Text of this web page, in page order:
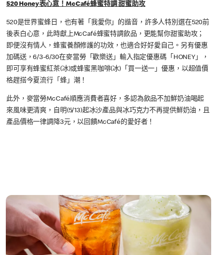
520 Honey表心意！McCafé蜂蜜特調 甜蜜助攻
520是世界蜜蜂日，也有著「我愛你」的諧音，許多人特別選在520前
後表白心意，此時獻上McCafé蜂蜜特調飲品，更能幫你甜蜜助攻；
即便沒有情人，蜂蜜養顏修護的功效，也適合好好愛自己。另有優惠
加碼送，6/3-6/30在麥當勞「歡樂送」輸入指定優惠碼「HONEY」，
即可享有蜂蜜紅茶(冰)或蜂蜜黑咖啡(冰)「買一送一」優惠，以超值價
格趕搭今夏流行「蜂」潮！
此外，麥當勞McCafé順應消費者喜好，多認為飲品不加鮮奶油喝起
來風味更清爽，自明(5/13)起冰沙產品與冰巧克力不再提供鮮奶油，且
產品價格一律調降3元，以回饋McCafé的愛好者！